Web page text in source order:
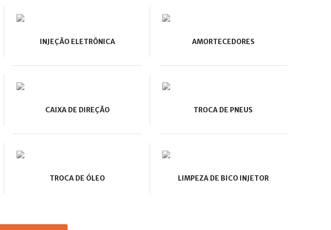
INJEÇÃO ELETRÔNICA AMORTECEDORES
CAIXA DE DIREÇÃO TROCA DE PNEUS
TROCA DE ÓLEO LIMPEZA DE BICO INJETOR